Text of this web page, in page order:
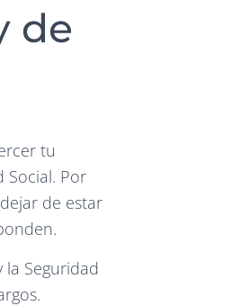
de
tu
Social. Por
de estar
Seguridad